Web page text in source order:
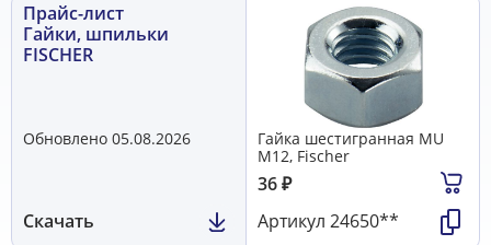
Прайс-лист
Гайки, шпильки
FISCHER
Обновлено 05.08.2026
Скачать
Гайка шестигранная MU
M12, Fischer
36₽
Артикул 24650**